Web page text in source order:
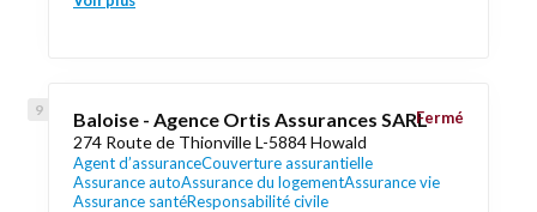
Baloise - Agence Ortis Assurances SARL
274 Route de Thionville L-5884 Howald
Agent d’assuranceCouverture assurantielle
Assurance autoAssurance du logementAssurance vie
Assurance santéResponsabilité civile
Fermé